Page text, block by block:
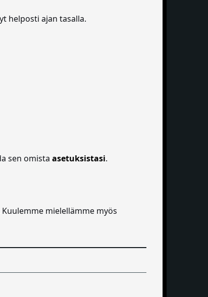
helposti ajan tasalla.
sen omista asetuksistasi.
mielellämme myös